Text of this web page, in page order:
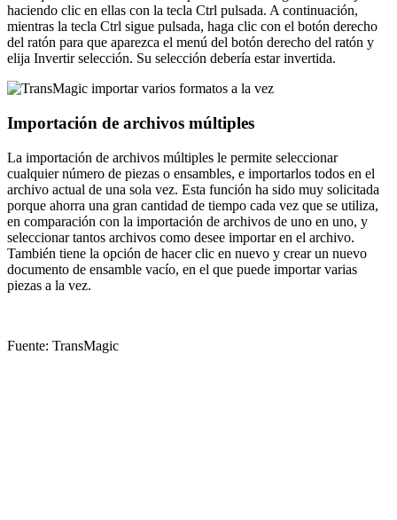
haciendo clic en ellas con la tecla Ctrl pulsada. A continuación,
mientras la tecla Ctrl sigue pulsada, haga clic con el botón derecho
del ratón para que aparezca el menú del botón derecho del ratón y
elija Invertir selección. Su selección debería estar invertida.
Importación de archivos múltiples
La importación de archivos múltiples le permite seleccionar
cualquier número de piezas o ensambles, e importarlos todos en el
archivo actual de una sola vez. Esta función ha sido muy solicitada
porque ahorra una gran cantidad de tiempo cada vez que se utiliza,
en comparación con la importación de archivos de uno en uno, y
seleccionar tantos archivos como desee importar en el archivo.
También tiene la opción de hacer clic en nuevo y crear un nuevo
documento de ensamble vacío, en el que puede importar varias
piezas a la vez.
Fuente: TransMagic